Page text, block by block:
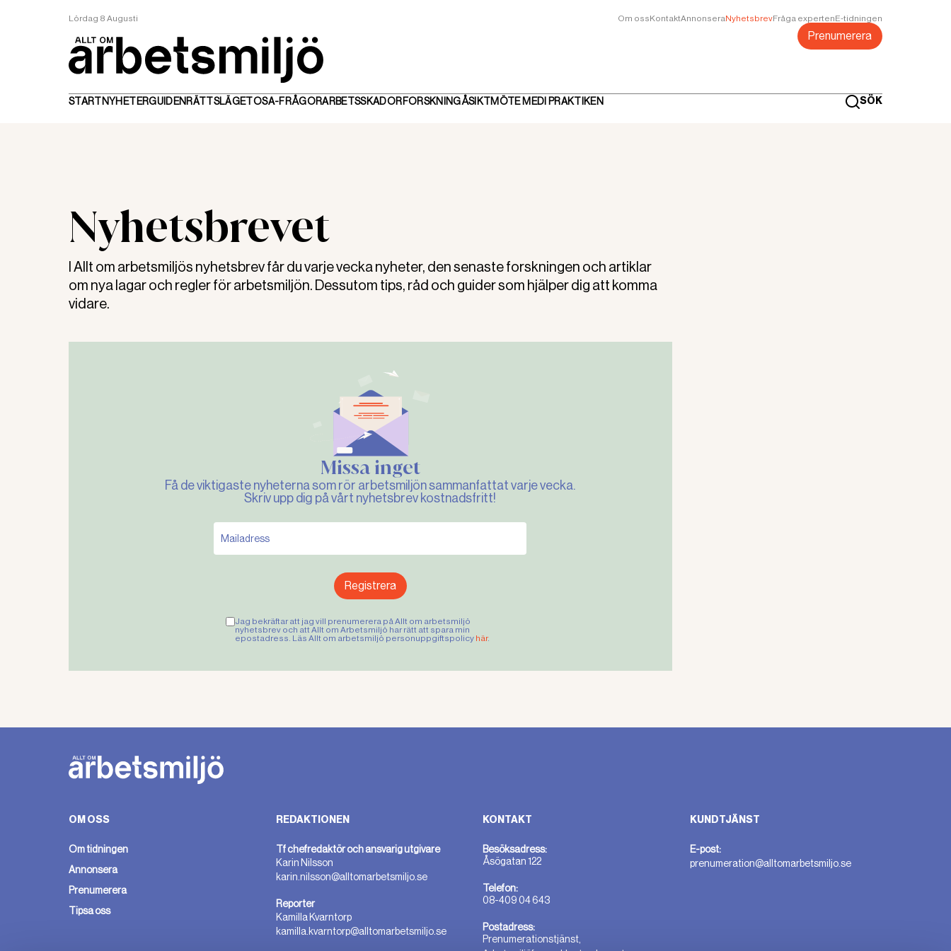
Lördag 8 Augusti Om ossKontaktAnnonseraNyhetsbrevFråga expertenE-tidningen
Prenumerera
STARTNYHETERGUIDEN RÄTTSLÄGETOSA-FRÅGORARBETSSKADORFORSKNINGÅSIKTMÖTE MED I PRAKTIKEN SÖK
Nyhetsbrevet
I Allt om arbetsmiljös nyhetsbrev får du varje vecka nyheter, den senaste forskningen och artiklar
om nya lagar och regler för arbetsmiljön. Dessutom tips, råd och guider som hjälper dig att komma
vidare.
Missa inget
Få de viktigaste nyheterna som rör arbetsmiljön sammanfattat varje vecka.
Skriv upp dig på vårt nyhetsbrev kostnadsfritt!
Registrera
Jag bekräftar att jag vill prenumerera på Allt om arbetsmiljö
nyhetsbrev och att Allt om Arbetsmiljö har rätt att spara min
epostadress. Läs Allt om arbetsmiljö personuppgiftspolicy här.
OM OSS
Om tidningen
Annonsera
Prenumerera
Tipsa oss
REDAKTIONEN
Tf chefredaktör och ansvarig utgivare
Karin Nilsson
karin.nilsson@alltomarbetsmiljo.se
Reporter
Kamilla Kvarntorp
kamilla.kvarntorp@alltomarbetsmiljo.se
KONTAKT
Besöksadress:
Åsögatan 122
Telefon:
08-409 04 643
Postadress:
Prenumerationstjänst,
KUNDTJÄNST
E-post:
prenumeration@alltomarbetsmiljo.se